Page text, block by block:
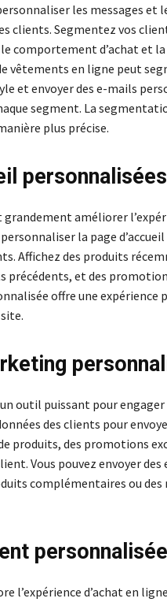
les messages et
clients. Segmentez vos
comportement d’achat et
vêtements en ligne peut
et envoyer des e-mails
segment. La
plus précise.
personnalisées
améliorer
la page
Affichez des produits
précédents, et des
offre une
outil puissant pour
des clients pour
produits, des promotions
Vous pouvez envoyer des
complémentaires ou des
personnalisée
l’expérience d’achat en